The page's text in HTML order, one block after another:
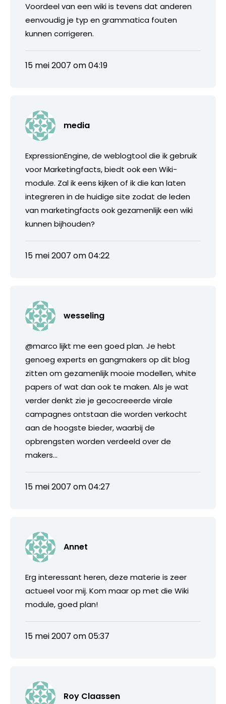
Voordeel van een wiki is tevens dat anderen
eenvoudig je typ en grammatica fouten
kunnen corrigeren.
15 mei 2007 om 04:19
media
ExpressionEngine, de weblogtool die ik gebruik
voor Marketingfacts, biedt ook een Wiki-
module. Zal ik eens kijken of ik die kan laten
integreren in de huidige site zodat de leden
van marketingfacts ook gezamenlijk een wiki
kunnen bijhouden?
15 mei 2007 om 04:22
wesseling
@marco lijkt me een goed plan. Je hebt
genoeg experts en gangmakers op dit blog
zitten om gezamenlijk mooie modellen, white
papers of wat dan ook te maken. Als je wat
verder denkt zie je gecocreeerde virale
campagnes ontstaan die worden verkocht
aan de hoogste bieder, waarbij de
opbrengsten worden verdeeld over de
makers…
15 mei 2007 om 04:27
Annet
Erg interessant heren, deze materie is zeer
actueel voor mij. Kom maar op met die Wiki
module, goed plan!
15 mei 2007 om 05:37
Roy Claassen